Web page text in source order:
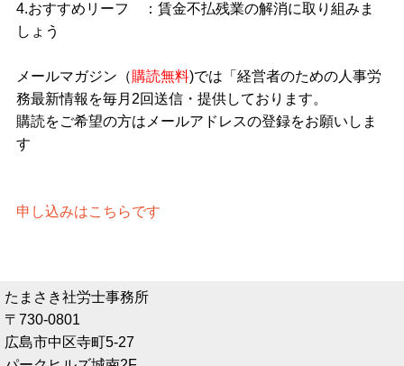
4.おすすめリーフ ：賃金不払残業の解消に取り組みま
しょう
メールマガジン（購読無料)では「経営者のための人事労
務最新情報を毎月2回送信・提供しております。
購読をご希望の方はメールアドレスの登録をお願いしま
す
申し込みはこちらです
たまさき社労士事務所
〒730-0801
広島市中区寺町5-27